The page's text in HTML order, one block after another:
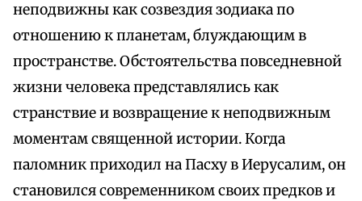
неподвижны как созвездия зодиака по
отношению к планетам, блуждающим в
пространстве. Обстоятельства повседневной
жизни человека представлялись как
странствие и возвращение к неподвижным
моментам священной истории. Когда
паломник приходил на Пасху в Иерусалим, он
становился современником своих предков и